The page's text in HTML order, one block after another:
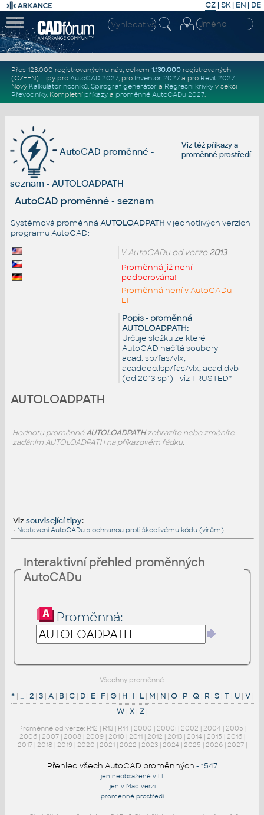
CZ | SK| EN | DE
Přes 123.000 registrovaných u nás, celkem 1.130.000registrovaných
(CZ+EN). Tipy pro AutoCAD 2027, pro Inventor 2027a pro Revit 2027.
Nový Kalkulátor nosníků, Spirograf generátor a Regresní křivkyv sekci
Převodníky. Kompletní příkazya proměnné AutoCADu 2027.
Viz téžpříkazya
proměnné prostředí
AutoCAD proměnné -
seznam - AUTOLOADPATH
AutoCAD proměnné - seznam
Systémová proměnná AUTOLOADPATH v jednotlivých verzích
programu AutoCAD:
V AutoCADu od verze2013
Proměnná již není
podporována!
Proměnná není v AutoCADu
LT
Popis - proměnná
AUTOLOADPATH:
Určuje složku ze které
AutoCAD načítá soubory
acad.lsp/fas/vlx,
acaddoc.lsp/fas/vlx, acad.dvb
(od 2013 sp1) - viz TRUSTED*
AUTOLOADPATH
Hodnotu proměnnéAUTOLOADPATHzobrazíte nebo změníte
zadáním AUTOLOADPATH na příkazovém řádku.
Vizsouvisející tipy:
• Nastavení AutoCADu s ochranou proti škodlivému kódu (virům).
Interaktivní přehled proměnných
AutoCADu
Proměnná:
Všechny proměnné:
*| _| 2| 3| A| B| C| D| E| F| G| H | I| L| M| N| O| P| Q| R| S| T| U| V|
W | X | Z |
Proměnné od verze: R12 | R13 | R14 | 2000 | 2000i | 2002 | 2004 | 2005 |
2006 | 2007 | 2008 | 2009 | 2010 | 2011 | 2012 | 2013 | 2014 | 2015 | 2016 |
2017 | 2018 | 2019 | 2020 | 2021 | 2022 | 2023 | 2024 | 2025 | 2026 | 2027 |
Přehled všech AutoCAD proměnných - 1547
jen neobsažené v LT
jen v Mac verzi
proměnné prostředí